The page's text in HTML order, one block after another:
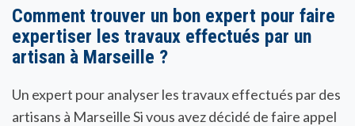
Comment trouver un bon expert pour faire
expertiser les travaux effectués par un
artisan à Marseille ?
Un expert pour analyser les travaux effectués par des
artisans à Marseille Si vous avez décidé de faire appel